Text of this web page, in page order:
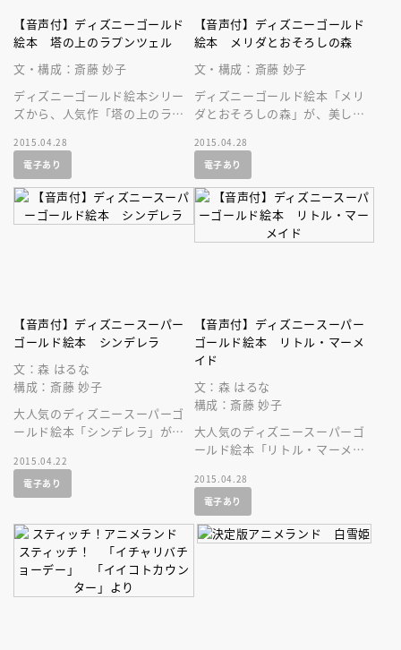
【音声付】ディズニーゴールド
絵本 塔の上のラプンツェル
文・構成：斎藤 妙子
ディズニーゴールド絵本シリー
ズから、人気作「塔の上のラプ
絵本になって登場です！
2015.04.28
電子あり
【音声付】ディズニーゴールド
絵本 メリダとおそろしの森
文・構成：斎藤 妙子
ディズニーゴールド絵本「メリ
ダとおそろしの森」が、美しい
す！ ディズニーの人気作を持
ち歩こう！
2015.04.28
電子あり
【音声付】ディズニースーパー
ゴールド絵本 シンデレラ
文：森 はるな
構成：斎藤 妙子
大人気のディズニースーパーゴ
ールド絵本「シンデレラ」が、
す！
2015.04.22
電子あり
【音声付】ディズニースーパー
ゴールド絵本 リトル・マーメ
イド
文：森 はるな
構成：斎藤 妙子
大人気のディズニースーパーゴ
ールド絵本「リトル・マーメイ
なって登場です！ 名作を持ち
歩こう！
2015.04.28
電子あり